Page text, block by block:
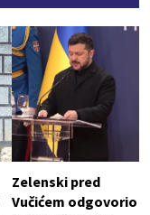
Zelenski pred
Vučićem odgovorio